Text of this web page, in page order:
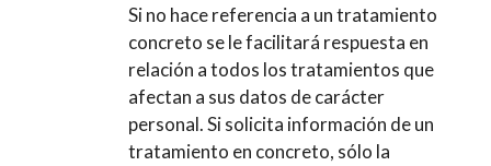
Si no hace referencia a un tratamiento
concreto se le facilitará respuesta en
relación a todos los tratamientos que
afectan a sus datos de carácter
personal. Si solicita información de un
tratamiento en concreto, sólo la